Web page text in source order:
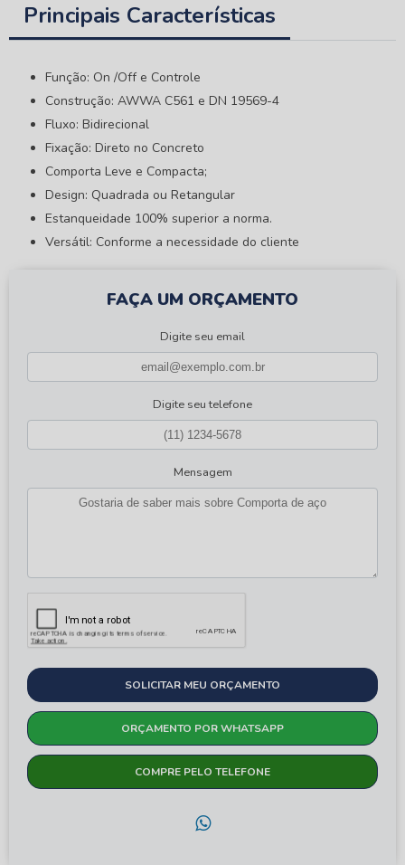
Principais Características
Função: On /Off e Controle
Construção: AWWA C561 e DN 19569-4
Fluxo: Bidirecional
Fixação: Direto no Concreto
Comporta Leve e Compacta;
Design: Quadrada ou Retangular
Estanqueidade 100% superior a norma.
Versátil: Conforme a necessidade do cliente
FAÇA UM ORÇAMENTO
Digite seu email
Digite seu telefone
Mensagem
SOLICITAR MEU ORÇAMENTO
ORÇAMENTO POR WHATSAPP
COMPRE PELO TELEFONE